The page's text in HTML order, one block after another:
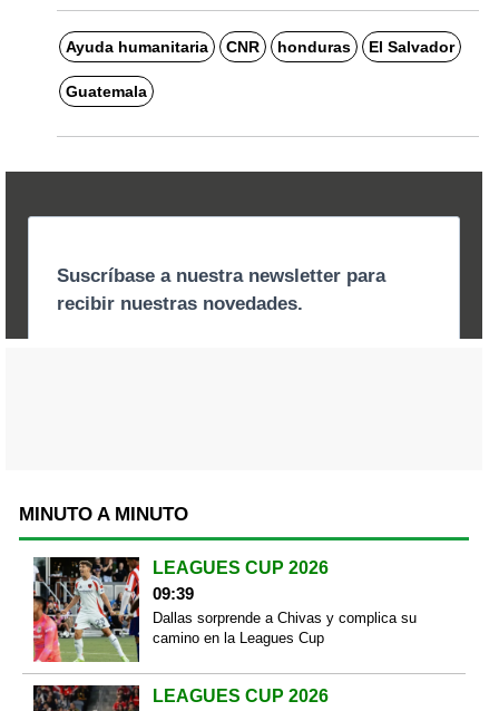
Ayuda humanitaria CNR honduras El Salvador
Guatemala
MINUTO A MINUTO
LEAGUES CUP 2026
09:39
Dallas sorprende a Chivas y complica su
camino en la Leagues Cup
LEAGUES CUP 2026